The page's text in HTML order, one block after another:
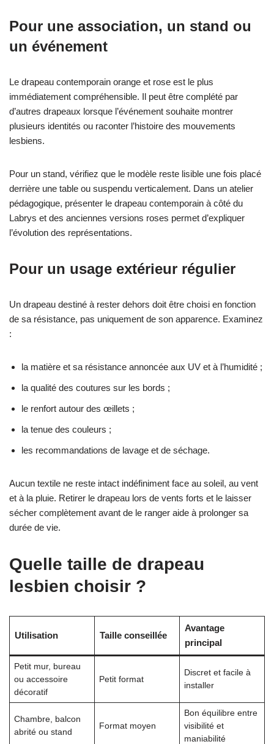
Pour une association, un stand ou
un événement
Le drapeau contemporain orange et rose est le plus
immédiatement compréhensible. Il peut être complété par
d’autres drapeaux lorsque l’événement souhaite montrer
plusieurs identités ou raconter l’histoire des mouvements
lesbiens.
Pour un stand, vérifiez que le modèle reste lisible une fois placé
derrière une table ou suspendu verticalement. Dans un atelier
pédagogique, présenter le drapeau contemporain à côté du
Labrys et des anciennes versions roses permet d’expliquer
l’évolution des représentations.
Pour un usage extérieur régulier
Un drapeau destiné à rester dehors doit être choisi en fonction
de sa résistance, pas uniquement de son apparence. Examinez
:
la matière et sa résistance annoncée aux UV et à l’humidité ;
la qualité des coutures sur les bords ;
le renfort autour des œillets ;
la tenue des couleurs ;
les recommandations de lavage et de séchage.
Aucun textile ne reste intact indéfiniment face au soleil, au vent
et à la pluie. Retirer le drapeau lors de vents forts et le laisser
sécher complètement avant de le ranger aide à prolonger sa
durée de vie.
Quelle taille de drapeau
lesbien choisir ?
Utilisation Taille conseillée
Avantage
principal
Petit mur, bureau
ou accessoire
décoratif
Petit format
Discret et facile à
installer
Chambre, balcon
abrité ou stand
Format moyen
Bon équilibre entre
visibilité et
maniabilité